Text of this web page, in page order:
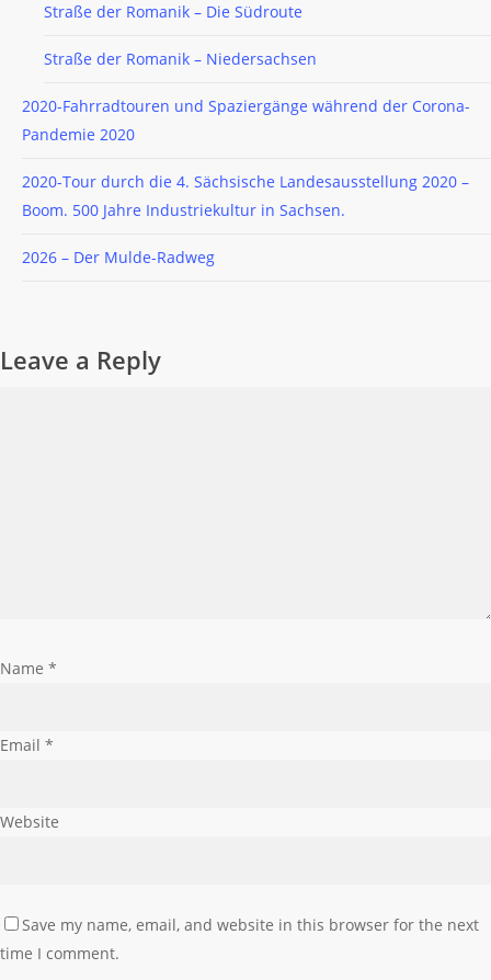
Straße der Romanik – Die Südroute
Straße der Romanik – Niedersachsen
2020-Fahrradtouren und Spaziergänge während der Corona-
Pandemie 2020
2020-Tour durch die 4. Sächsische Landesausstellung 2020 –
Boom. 500 Jahre Industriekultur in Sachsen.
2026 – Der Mulde-Radweg
Leave a Reply
Name *
Email *
Website
Save my name, email, and website in this browser for the next
time I comment.